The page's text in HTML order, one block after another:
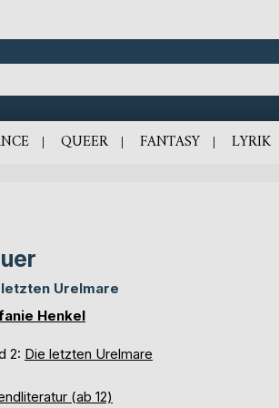
QUEER FANTASY LYRIK
letzten Urelmare
Henkel
2: Die letzten Urelmare
(ab 12)